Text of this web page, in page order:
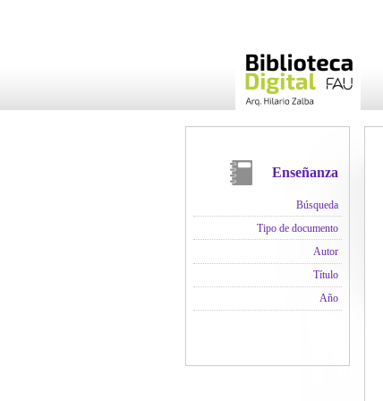
Enseñanza
Búsqueda
Tipo de documento
Autor
Título
Año